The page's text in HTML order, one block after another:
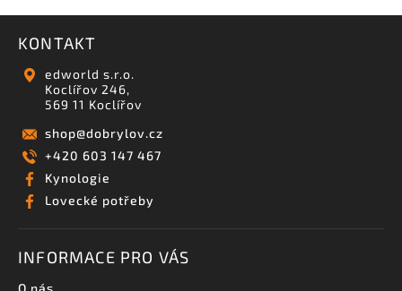
KONTAKT
edworld s.r.o.
Koclířov 246,
569 11 Koclířov
shop@dobrylov.cz
+420 603 147 467
Kynologie
Lovecké potřeby
INFORMACE PRO VÁS
O nás